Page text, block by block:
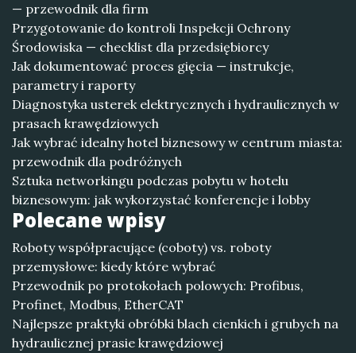
— przewodnik dla firm
Przygotowanie do kontroli Inspekcji Ochrony
Środowiska — checklist dla przedsiębiorcy
Jak dokumentować proces gięcia — instrukcje,
parametry i raporty
Diagnostyka usterek elektrycznych i hydraulicznych w
prasach krawędziowych
Jak wybrać idealny hotel biznesowy w centrum miasta:
przewodnik dla podróżnych
Sztuka networkingu podczas pobytu w hotelu
biznesowym: jak wykorzystać konferencje i lobby
Polecane wpisy
Roboty współpracujące (coboty) vs. roboty
przemysłowe: kiedy które wybrać
Przewodnik po protokołach polowych: Profibus,
Profinet, Modbus, EtherCAT
Najlepsze praktyki obróbki blach cienkich i grubych na
hydraulicznej prasie krawędziowej